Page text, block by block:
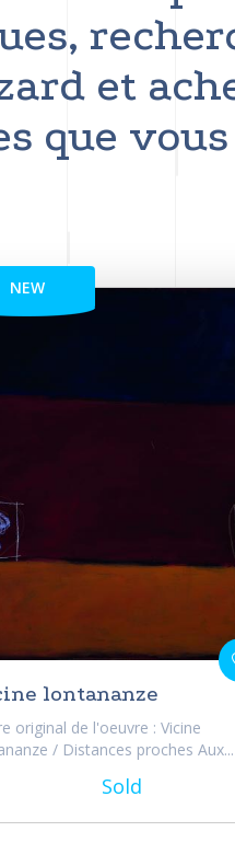
et
que
NEW
lontananze
original de l'oeuvre : Vicine
/ Distances proches Aux...
Sold